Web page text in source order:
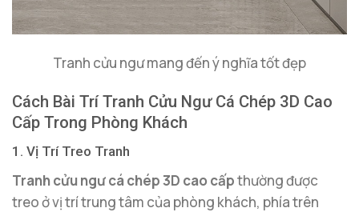
Tranh cửu ngư mang đến ý nghĩa tốt đẹp
Cách Bài Trí Tranh Cửu Ngư Cá Chép 3D Cao
Cấp Trong Phòng Khách
1. Vị Trí Treo Tranh
Tranh cửu ngư cá chép 3D cao cấpthường được
treo ở vị trí trung tâm của phòng khách, phía trên